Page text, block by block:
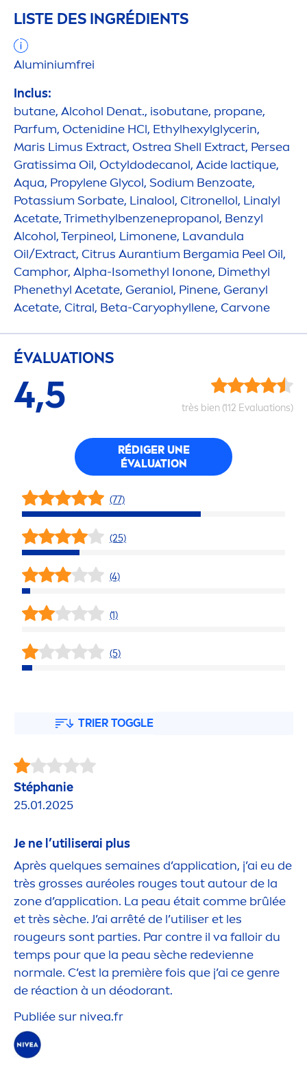
LISTE DES INGRÉDIENTS
Aluminiumfrei
Inclus:
butane, Alcohol Denat., isobutane, propane,
Parfum, Octenidine HCl, Ethylhexylglycerin,
Maris Limus Extract, Ostrea Shell Extract, Persea
Gratissima Oil, Octyldodecanol, Acide lactique,
Aqua, Propylene Glycol, Sodium Benzoate,
Potassium Sorbate, Linalool, Citronellol, Linalyl
Acetate, Trimethylbenzenepropanol, Benzyl
Alcohol, Terpineol, Limonene, Lavandula
Oil/Extract, Citrus Aurantium Bergamia Peel Oil,
Camphor, Alpha-Isomethyl Ionone, Dimethyl
Phenethyl Acetate, Geraniol, Pinene, Geranyl
Acetate, Citral, Beta-Caryophyllene, Carvone
ÉVALUATIONS
4,5 très bien (112 Evaluations)
RÉDIGER UNE
ÉVALUATION
(77)
(25)
(4)
(1)
(5)
TRIER TOGGLE
Stéphanie
25.01.2025
Je ne l’utiliserai plus
Après quelques semaines d’application, j’ai eu de
très grosses auréoles rouges tout autour de la
zone d’application. La peau était comme brûlée
et très sèche. J’ai arrêté de l’utiliser et les
rougeurs sont parties. Par contre il va falloir du
temps pour que la peau sèche redevienne
normale. C’est la première fois que j’ai ce genre
de réaction à un déodorant.
Publiée sur nivea.fr